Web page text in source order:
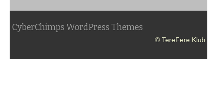
CyberChimps WordPress Themes
© TereFere Klub